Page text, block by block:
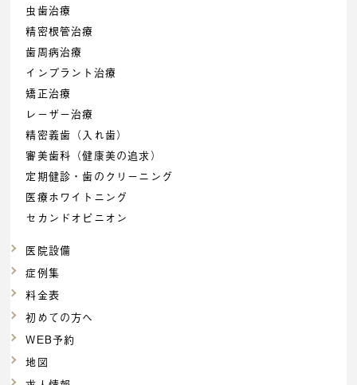
虫歯治療
精密根管治療
歯周病治療
インプラント治療
矯正治療
レーザー治療
精密義歯（入れ歯）
審美歯科（健康美の追求）
定期健診・歯のクリーニング
医療ホワイトニング
セカンドオピニオン
医院設備
症例集
料金表
初めての方へ
WEB予約
地図